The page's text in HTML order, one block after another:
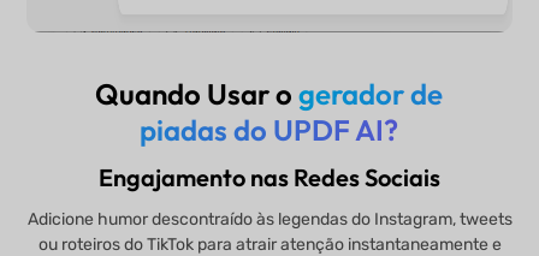
Quando Usar ogerador de
piadas do UPDF AI?
Engajamento nas Redes Sociais
Adicione humor descontraído às legendas do Instagram, tweets
ou roteiros do TikTok para atrair atenção instantaneamente e